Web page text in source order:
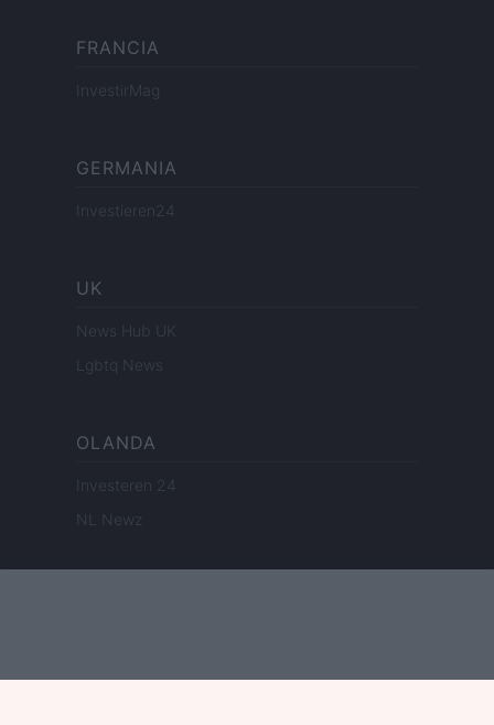
FRANCIA
InvestirMag
GERMANIA
Investieren24
UK
News Hub UK
Lgbtq News
OLANDA
Investeren 24
NL Newz